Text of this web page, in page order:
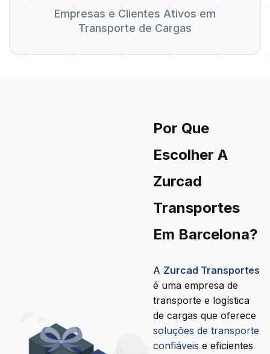
Empresas e Clientes Ativos em
Transporte de Cargas
Por Que
Escolher A
Zurcad
Transportes
Em Barcelona?
A Zurcad Transportes
é uma empresa de
transporte e logística
de cargas que oferece
soluções de transporte
confiáveis e eficientes